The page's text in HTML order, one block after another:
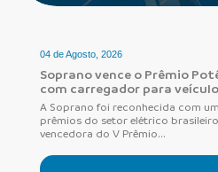
04 de Agosto, 2026
Soprano vence o Prêmio
com carregador para
A Soprano foi reconhecida com
prêmios do setor elétrico
vencedora do V Prêmio...